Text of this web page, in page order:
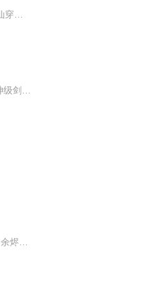
【听全集加 主 播q q：170 09 314 57 】聆听听书出品穿越-重生剑仙穿越-重生剑仙穿越-重生剑仙穿越-重生剑仙穿越-重生剑仙穿越-重生剑仙穿越-重生剑仙穿越-重生剑仙穿越-重生剑仙穿越-重生剑仙穿越-重生剑仙穿越-重生剑仙穿越-重生剑仙穿越-重生剑仙穿越-重生剑仙穿越-重生剑仙穿越-重生剑仙穿越-重生剑仙穿越-重生剑仙穿越-重生剑仙穿越-重生剑仙穿越-重生剑仙穿越-重生剑仙穿越-重生剑仙穿越-重生剑仙穿越-重生剑仙穿越-重生剑仙穿越-重生剑仙穿越-重生剑仙...
翻手为云，左右天下大势！ 剑气惊天，横扫六合八荒！ 穿越诸天万界，以血淬剑，以骨筑阶，睥睨天下，成就神级剑仙！ 笑傲、秦时、风云、霹雳、仙剑…… 一百五十多万字，极品爽文，尽在武侠之神级剑仙.共五百二十四章.
【内容简介】春风得意马蹄疾，一日看尽长安花。昔日蹉跎不足恼，这个大唐有剑仙。【作者/主播简介】作者：余烬似火，网络小说作家。主播：纵横四海【购买须知】1、本作品为付费有声书，前52集为免费试听，购买成功后，即可收听，可下载重复收听。2、版权归...